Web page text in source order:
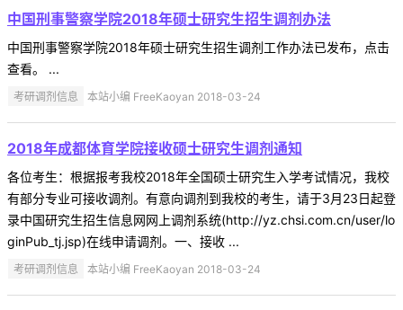
中国刑事警察学院2018年硕士研究生招生调剂办法
中国刑事警察学院2018年硕士研究生招生调剂工作办法已发布，点击
查看。 ...
考研调剂信息 本站小编 FreeKaoyan 2018-03-24
2018年成都体育学院接收硕士研究生调剂通知
各位考生：根据报考我校2018年全国硕士研究生入学考试情况，我校
有部分专业可接收调剂。有意向调剂到我校的考生，请于3月23日起登
录中国研究生招生信息网网上调剂系统(http://yz.chsi.com.cn/user/lo
ginPub_tj.jsp)在线申请调剂。一、接收 ...
考研调剂信息 本站小编 FreeKaoyan 2018-03-24